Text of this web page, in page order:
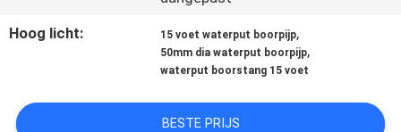
GEVALLEN
Hoog licht:
15 voet waterput boorpijp,
50mm dia waterput boorpijp,
waterput boorstang 15 voet
BESTE PRIJS